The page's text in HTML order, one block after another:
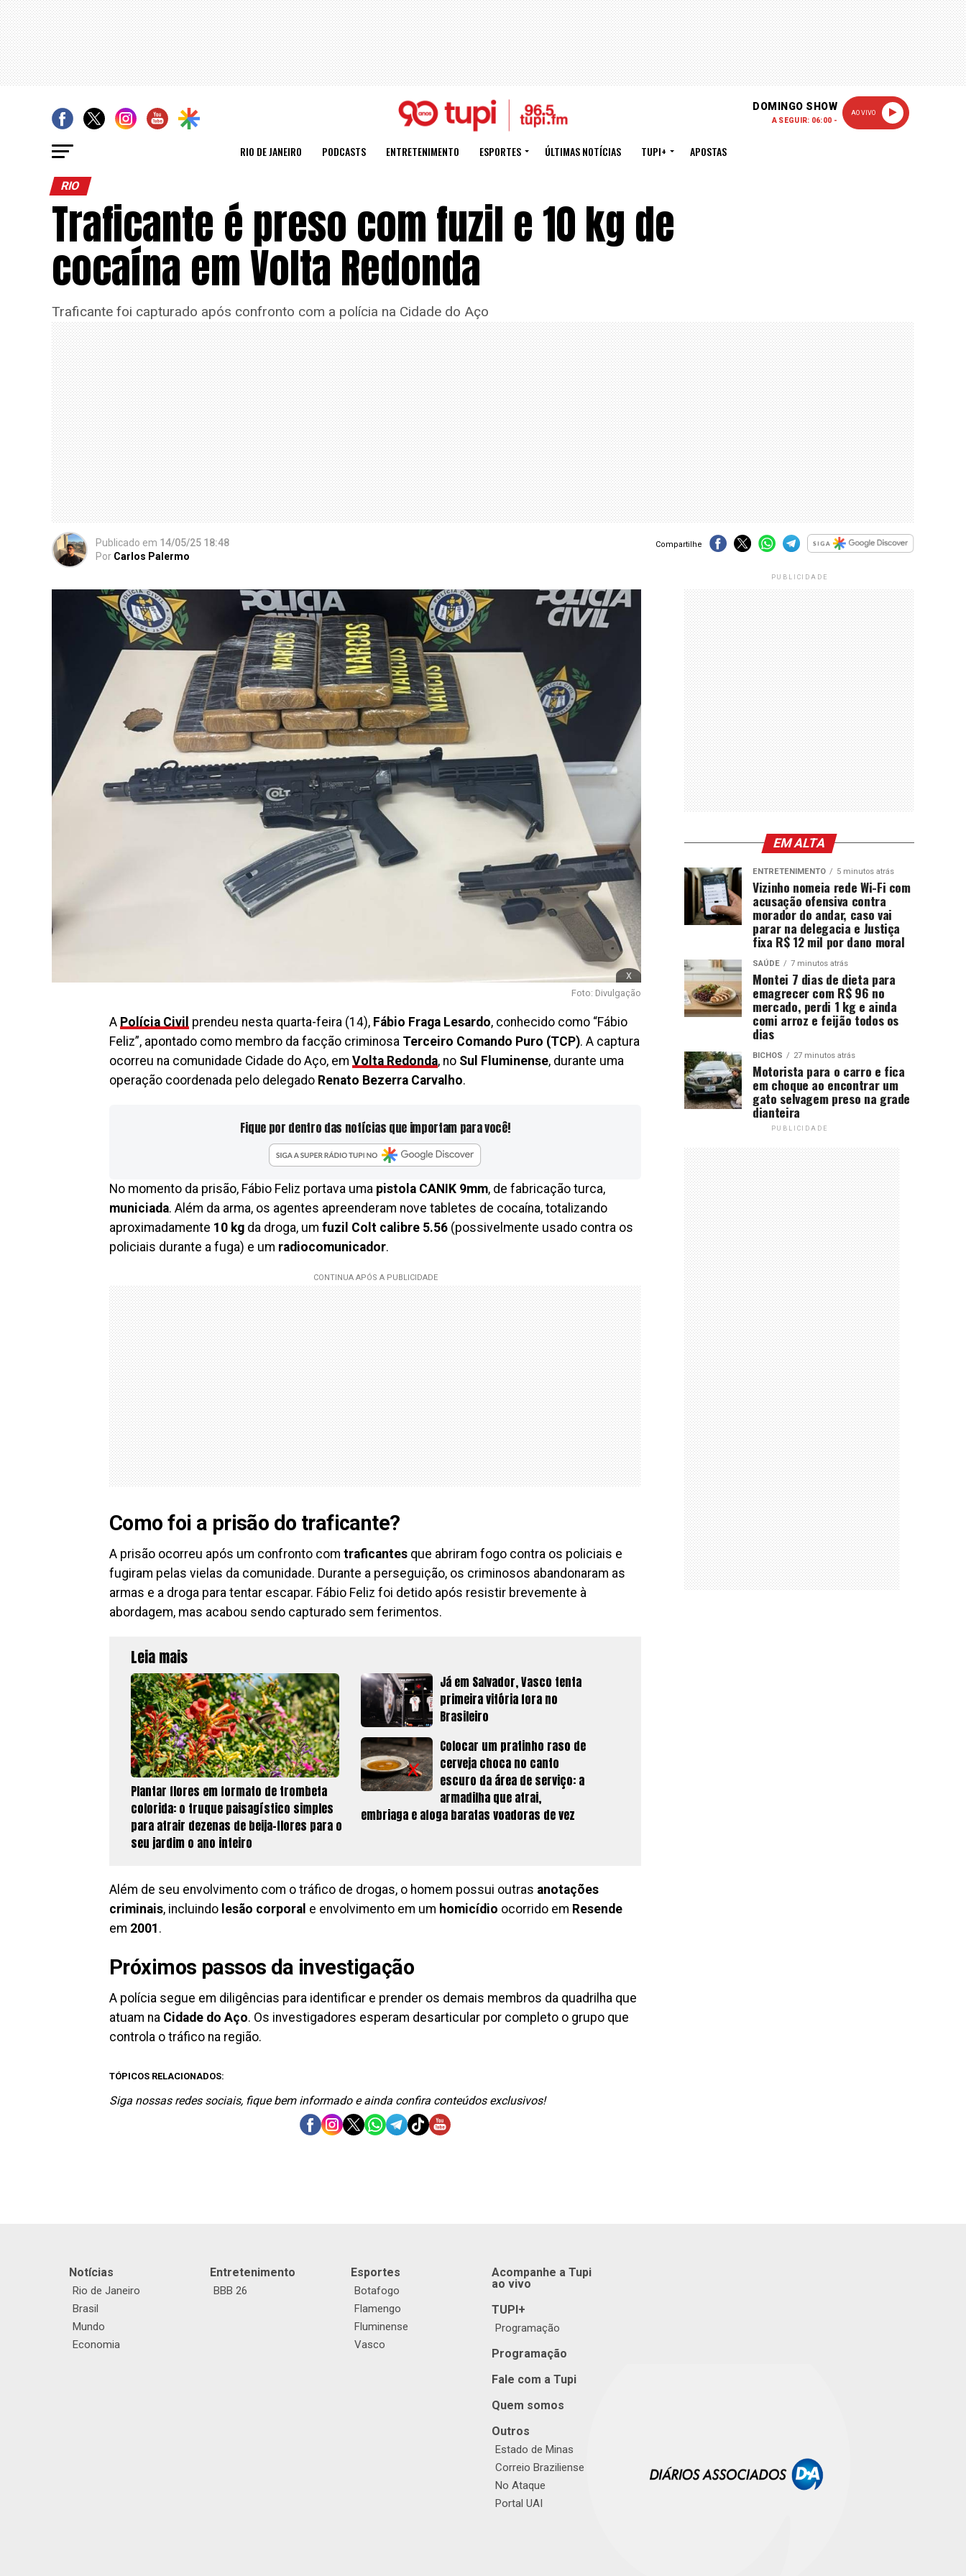
DOMINGO SHOW
A SEGUIR: 06:00 -
AO VIVO
RIO DE JANEIRO PODCASTS ENTRETENIMENTO ESPORTES ÚLTIMAS NOTÍCIAS TUPI+ APOSTAS
RIO
Traficante é preso com fuzil e 10 kg de
cocaína em Volta Redonda
Traficante foi capturado após confronto com a polícia na Cidade do Aço
Publicado em 14/05/25 18:48
Por Carlos Palermo
Compartilhe
x
Foto: Divulgação
A Polícia Civil prendeu nesta quarta-feira (14), Fábio Fraga Lesardo, conhecido como “Fábio
Feliz”, apontado como membro da facção criminosa Terceiro Comando Puro (TCP). A captura
ocorreu na comunidade Cidade do Aço, em Volta Redonda, no Sul Fluminense, durante uma
operação coordenada pelo delegado Renato Bezerra Carvalho.
Fique por dentro das notícias que importam para você!
No momento da prisão, Fábio Feliz portava uma pistola CANIK 9mm, de fabricação turca,
municiada. Além da arma, os agentes apreenderam nove tabletes de cocaína, totalizando
aproximadamente 10 kg da droga, um fuzil Colt calibre 5.56 (possivelmente usado contra os
policiais durante a fuga) e um radiocomunicador.
Como foi a prisão do traficante?
A prisão ocorreu após um confronto com traficantes que abriram fogo contra os policiais e
fugiram pelas vielas da comunidade. Durante a perseguição, os criminosos abandonaram as
armas e a droga para tentar escapar. Fábio Feliz foi detido após resistir brevemente à
abordagem, mas acabou sendo capturado sem ferimentos.
Leia mais
Plantar flores em formato de trombeta
colorida: o truque paisagístico simples
para atrair dezenas de beija-flores para o
seu jardim o ano inteiro
Já em Salvador, Vasco tenta
primeira vitória fora no
Brasileiro
Colocar um pratinho raso de
cerveja choca no canto
escuro da área de serviço: a
armadilha que atrai,
embriaga e afoga baratas voadoras de vez
Além de seu envolvimento com o tráfico de drogas, o homem possui outras anotações
criminais, incluindo lesão corporal e envolvimento em um homicídio ocorrido em Resende
em 2001 .
Próximos passos da investigação
A polícia segue em diligências para identificar e prender os demais membros da quadrilha que
atuam na Cidade do Aço. Os investigadores esperam desarticular por completo o grupo que
controla o tráfico na região.
TÓPICOS RELACIONADOS:
Siga nossas redes sociais, fique bem informado e ainda confira conteúdos exclusivos!
PUBLICIDADE
EM ALTA
ENTRETENIMENTO 5 minutos atrás
Vizinho nomeia rede Wi-Fi com
acusação ofensiva contra
morador do andar, caso vai
parar na delegacia e Justiça
fixa R$ 12 mil por dano moral
SAÚDE 7 minutos atrás
Montei 7 dias de dieta para
emagrecer com R$ 96 no
mercado, perdi 1 kg e ainda
comi arroz e feijão todos os
dias
BICHOS 27 minutos atrás
Motorista para o carro e fica
em choque ao encontrar um
gato selvagem preso na grade
dianteira
PUBLICIDADE
Notícias
Rio de Janeiro
Brasil
Mundo
Economia
Entretenimento
BBB 26
Esportes
Botafogo
Flamengo
Fluminense
Vasco
Acompanhe a Tupi
ao vivo
TUPI+
Programação
Programação
Fale com a Tupi
Quem somos
Outros
Estado de Minas
Correio Braziliense
No Ataque
Portal UAI